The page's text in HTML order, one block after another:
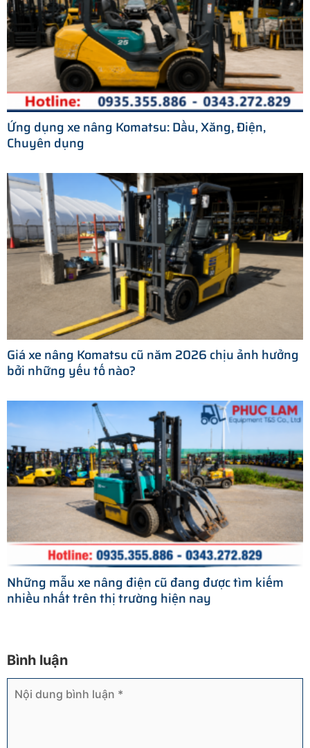
Ứng dụng xe nâng Komatsu: Dầu, Xăng, Điện,
Chuyên dụng
Giá xe nâng Komatsu cũ năm 2026 chịu ảnh hưởng
bởi những yếu tố nào?
Những mẫu xe nâng điện cũ đang được tìm kiếm
nhiều nhất trên thị trường hiện nay
Bình luận